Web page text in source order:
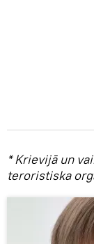
* Krievijā un
teroristiska